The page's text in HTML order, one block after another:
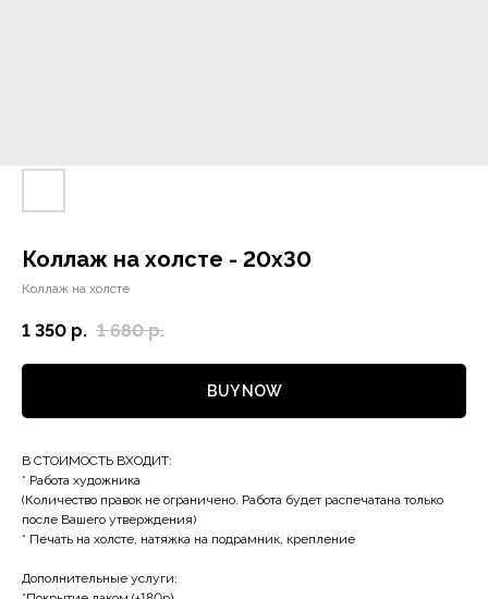
Коллаж на холсте - 20х30
Коллаж на холсте
1 350 р. 1 680 р.
BUY NOW
В СТОИМОСТЬ ВХОДИТ:
* Работа художника
(Количество правок не ограничено. Работа будет распечатана только
после Вашего утверждения)
* Печать на холсте, натяжка на подрамник, крепление
Дополнительные услуги: